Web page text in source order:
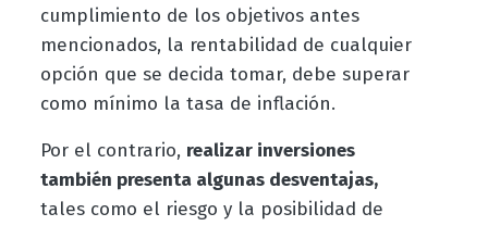
cumplimiento de los objetivos antes
mencionados, la rentabilidad de cualquier
opción que se decida tomar, debe superar
como mínimo la tasa de inflación.
Por el contrario, realizar inversiones
también presenta algunas desventajas,
tales como el riesgo y la posibilidad de